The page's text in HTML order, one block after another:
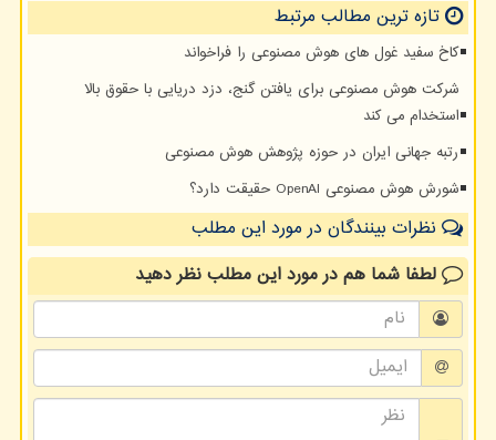
تازه ترین مطالب مرتبط
کاخ سفید غول های هوش مصنوعی را فراخواند
شرکت هوش مصنوعی برای یافتن گنج، دزد دریایی با حقوق بالا
استخدام می کند
رتبه جهانی ایران در حوزه پژوهش هوش مصنوعی
شورش هوش مصنوعی OpenAI حقیقت دارد؟
نظرات بینندگان در مورد این مطلب
لطفا شما همدر مورد این مطلبنظر دهید